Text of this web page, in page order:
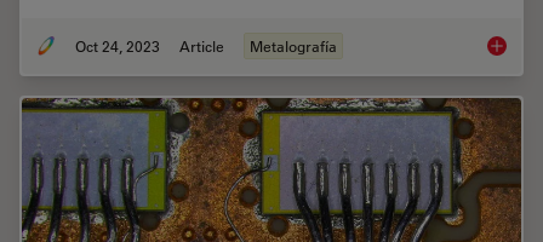
Oct 24, 2023 Article Metalografía Five